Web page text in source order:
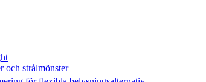
och strålmönster